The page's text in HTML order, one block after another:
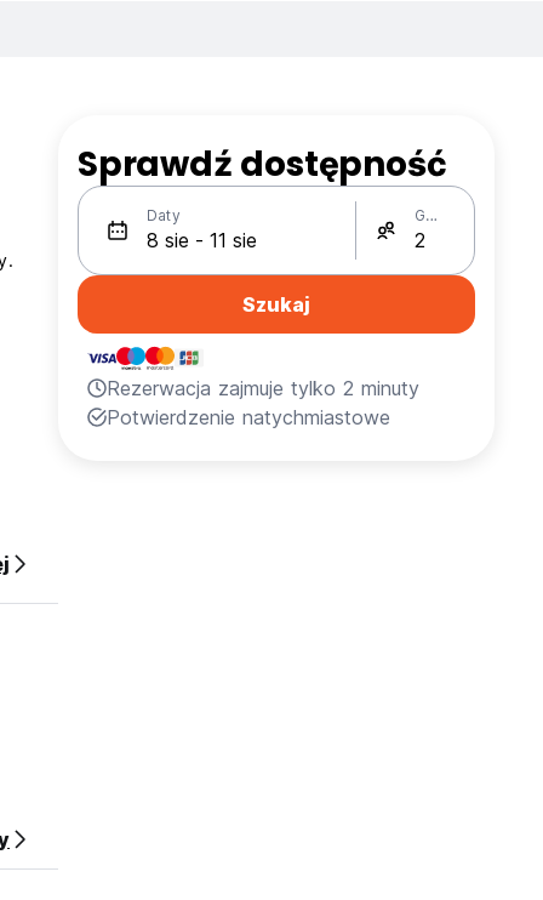
Sprawdź dostępność
Daty Gości
Szukaj
Rezerwacja zajmuje tylko 2 minuty
Potwierdzenie natychmiastowe